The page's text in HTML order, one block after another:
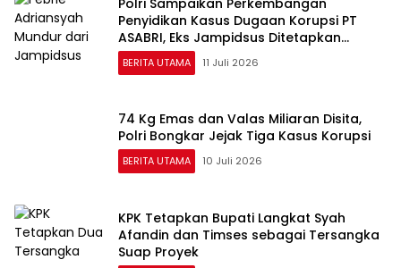
Penyidikan Kasus Dugaan Korupsi PT
ASABRI, Eks Jampidsus Ditetapkan
Tersangka
BERITA UTAMA 11 Juli 2026
74 Kg Emas dan Valas Miliaran Disita,
Polri Bongkar Jejak Tiga Kasus Korupsi
BERITA UTAMA 10 Juli 2026
KPK Tetapkan Bupati Langkat Syah
Afandin dan Timses sebagai Tersangka
Suap Proyek